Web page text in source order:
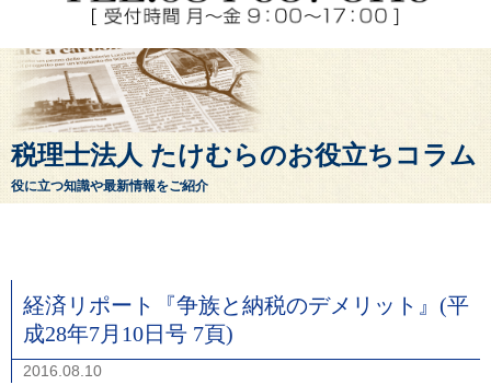
税理士法人 たけむらのお役立ちコラム
役に立つ知識や最新情報をご紹介
経済リポート『争族と納税のデメリット』(平
成28年7月10日号 7頁)
2016.08.10